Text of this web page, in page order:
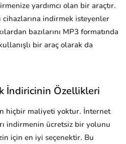
yardımcı olan bir araçtır.
cihazlarına indirmek isteyenler
bazılarını MP3 formatında
bir araç olarak da
İndiricinin Özellikleri
hiçbir maliyeti yoktur. İnternet
indirmenin ücretsiz bir yolunu
için en iyi seçenektir. Bu